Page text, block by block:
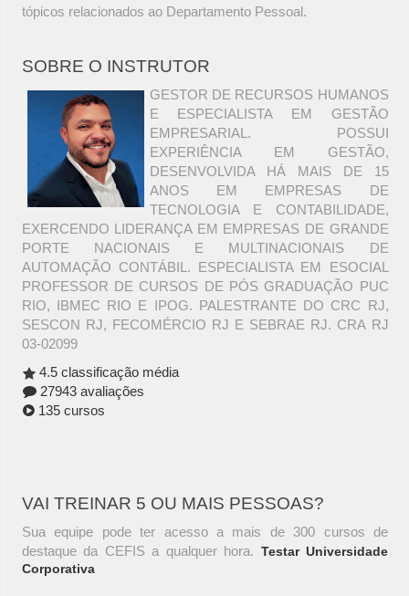
tópicos relacionados ao Departamento Pessoal.
SOBRE O INSTRUTOR
GESTOR DE RECURSOS HUMANOS
E ESPECIALISTA EM GESTÃO
EMPRESARIAL. POSSUI
EXPERIÊNCIA EM GESTÃO,
DESENVOLVIDA HÁ MAIS DE 15
ANOS EM EMPRESAS DE
TECNOLOGIA E CONTABILIDADE,
EXERCENDO LIDERANÇA EM EMPRESAS DE GRANDE
PORTE NACIONAIS E MULTINACIONAIS DE
AUTOMAÇÃO CONTÁBIL. ESPECIALISTA EM ESOCIAL
PROFESSOR DE CURSOS DE PÓS GRADUAÇÃO PUC
RIO, IBMEC RIO E IPOG. PALESTRANTE DO CRC RJ,
SESCON RJ, FECOMÉRCIO RJ E SEBRAE RJ. CRA RJ
03-02099
4.5 classificação média
27943 avaliações
135 cursos
VAI TREINAR 5 OU MAIS PESSOAS?
Sua equipe pode ter acesso a mais de 300 cursos de
destaque da CEFIS a qualquer hora. Testar Universidade
Corporativa